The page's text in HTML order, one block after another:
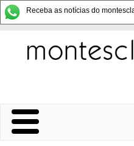
Receba as notícias do